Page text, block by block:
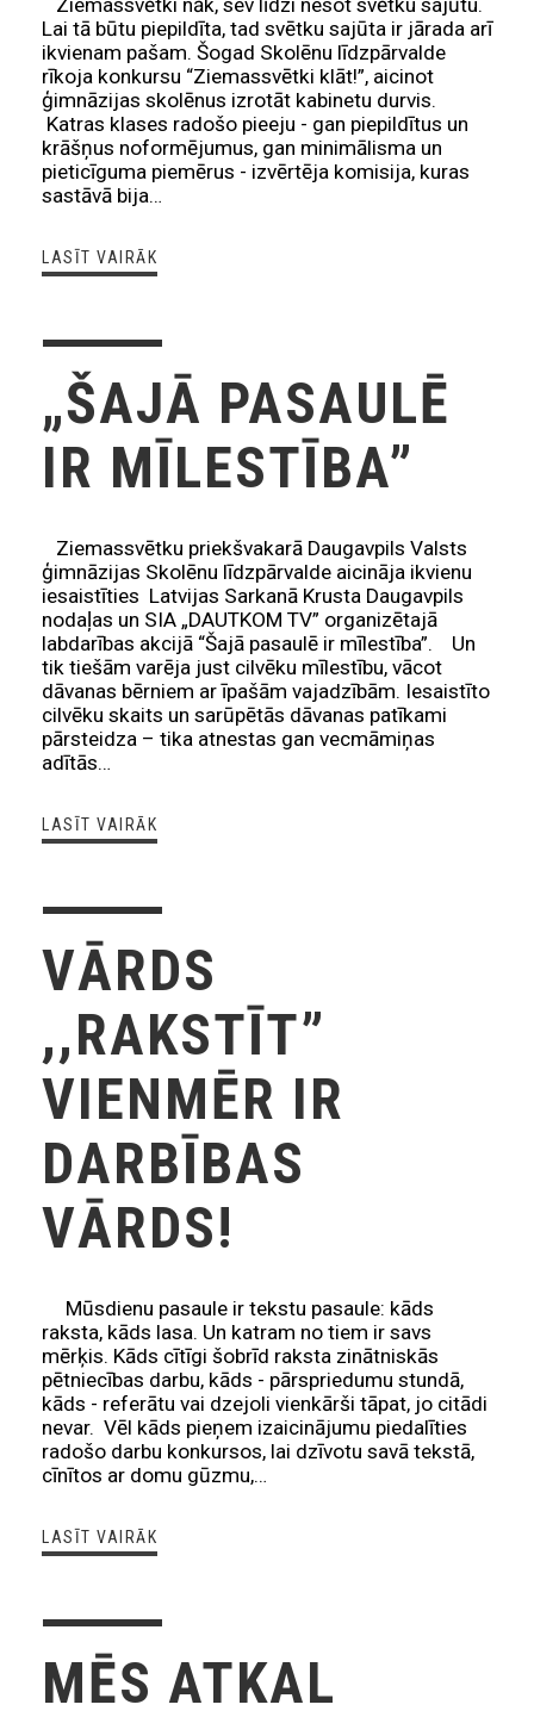
Ziemassvētki nāk, sev līdzi nesot svētku sajūtu.
Lai tā būtu piepildīta, tad svētku sajūta ir jārada arī
ikvienam pašam. Šogad Skolēnu līdzpārvalde
rīkoja konkursu “Ziemassvētki klāt!”, aicinot
ģimnāzijas skolēnus izrotāt kabinetu durvis.
Katras klases radošo pieeju - gan piepildītus un
krāšņus noformējumus, gan minimālisma un
pieticīguma piemērus - izvērtēja komisija, kuras
sastāvā bija…
LASĪT VAIRĀK
„ŠAJĀ PASAULĒ
IR MĪLESTĪBA”
Ziemassvētku priekšvakarā Daugavpils Valsts
ģimnāzijas Skolēnu līdzpārvalde aicināja ikvienu
iesaistīties Latvijas Sarkanā Krusta Daugavpils
nodaļas un SIA „DAUTKOM TV” organizētajā
labdarības akcijā “Šajā pasaulē ir mīlestība”. Un
tik tiešām varēja just cilvēku mīlestību, vācot
dāvanas bērniem ar īpašām vajadzībām. Iesaistīto
cilvēku skaits un sarūpētās dāvanas patīkami
pārsteidza – tika atnestas gan vecmāmiņas
adītās…
LASĪT VAIRĀK
VĀRDS
,,RAKSTĪT”
VIENMĒR IR
DARBĪBAS
VĀRDS!
Mūsdienu pasaule ir tekstu pasaule: kāds
raksta, kāds lasa. Un katram no tiem ir savs
mērķis. Kāds cītīgi šobrīd raksta zinātniskās
pētniecības darbu, kāds - pārspriedumu stundā,
kāds - referātu vai dzejoli vienkārši tāpat, jo citādi
nevar. Vēl kāds pieņem izaicinājumu piedalīties
radošo darbu konkursos, lai dzīvotu savā tekstā,
cīnītos ar domu gūzmu,…
LASĪT VAIRĀK
MĒS ATKAL